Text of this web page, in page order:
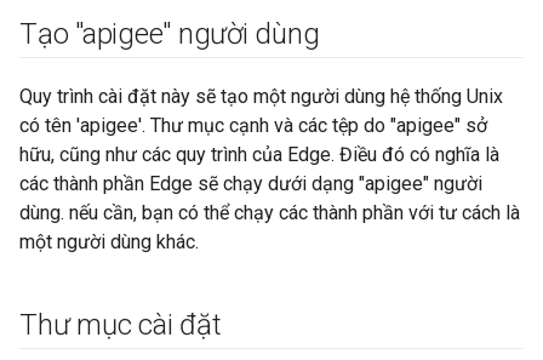
Tạo "apigee" người dùng
Quy trình cài đặt này sẽ tạo một người dùng hệ thống Unix
có tên 'apigee'. Thư mục cạnh và các tệp do "apigee" sở
hữu, cũng như các quy trình của Edge. Điều đó có nghĩa là
các thành phần Edge sẽ chạy dưới dạng "apigee" người
dùng. nếu cần, bạn có thể chạy các thành phần với tư cách là
một người dùng khác.
Thư mục cài đặt